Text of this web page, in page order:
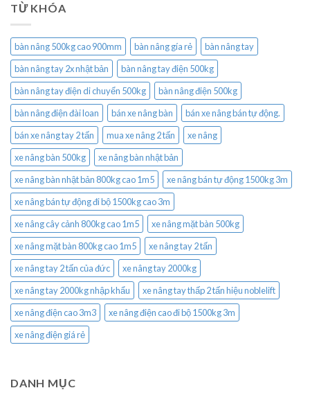
TỪ KHÓA
bàn nâng 500kg cao 900mm bàn nâng gía rẻ
bàn nâng tay
bàn nâng tay 2x nhật bản
bàn nâng tay điện 500kg
bàn nâng tay điện di chuyển 500kg
bàn nâng điện 500kg
bàn nâng điện đài loan
bán xe nâng bàn
bán xe nâng bán tự động.
bán xe nâng tay 2 tấn
mua xe nâng 2 tấn
xe nâng
xe nâng bàn 500kg
xe nâng bàn nhật bản
xe nâng bàn nhật bản 800kg cao 1m5
xe nâng bán tự động 1500kg 3m
xe nâng bán tự động đi bộ 1500kg cao 3m
xe nâng cây cảnh 800kg cao 1m5
xe nâng mặt bàn 500kg
xe nâng mặt bàn 800kg cao 1m5
xe nâng tay 2 tấn
xe nâng tay 2 tấn của đức
xe nâng tay 2000kg
xe nâng tay 2000kg nhập khẩu
xe nâng tay thấp 2 tấn hiệu noblelift
xe nâng điện cao 3m3
xe nâng điện cao đi bộ 1500kg 3m
xe nâng điện giá rẻ
DANH MỤC